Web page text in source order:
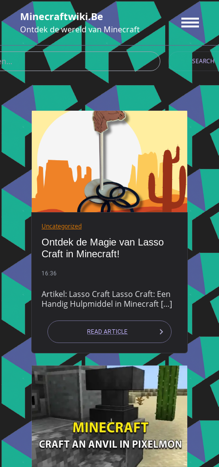
naar
de
inhoud
Minecraftwiki.be
Ontdek de wereld van Minecraft
SEARCH
Uncategorized
Ontdek de Magie van Lasso
Craft in Minecraft!
16:36
Artikel: Lasso Craft Lasso Craft: Een
Handig Hulpmiddel in Minecraft […]
READ ARTICLE